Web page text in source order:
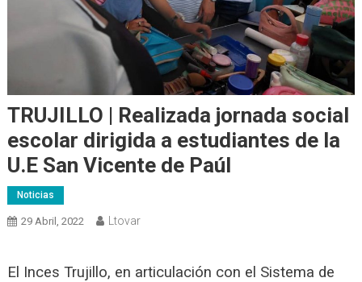
TRUJILLO | Realizada jornada social
escolar dirigida a estudiantes de la
U.E San Vicente de Paúl
Noticias
29 Abril, 2022 Ltovar
El Inces Trujillo, en articulación con el Sistema de